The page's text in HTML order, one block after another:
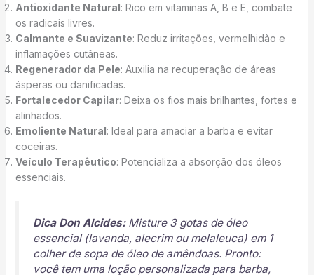
Antioxidante Natural: Rico em vitaminas A, B e E, combate
os radicais livres.
Calmante e Suavizante: Reduz irritações, vermelhidão e
inflamações cutâneas.
Regenerador da Pele: Auxilia na recuperação de áreas
ásperas ou danificadas.
Fortalecedor Capilar: Deixa os fios mais brilhantes, fortes e
alinhados.
Emoliente Natural: Ideal para amaciar a barba e evitar
coceiras.
Veículo Terapêutico: Potencializa a absorção dos óleos
essenciais.
Dica Don Alcides:Misture 3 gotas de óleo
essencial (lavanda, alecrim ou melaleuca) em 1
colher de sopa de óleo de amêndoas. Pronto:
você tem uma loção personalizada para barba,